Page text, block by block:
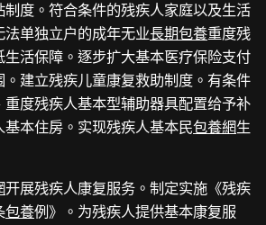
制度。符合条件的残疾人家庭以及生活
法单独立户的成年无业長期包養重度残
活保障。逐步扩大基本医疗保险支付
。建立残疾儿童康复救助制度。有条件
重度残疾人基本型辅助器具配置给予补
基本住房。实现残疾人基本民包養網生
开展残疾人康复服务。制定实施《残疾
包養例》。为残疾人提供基本康复服